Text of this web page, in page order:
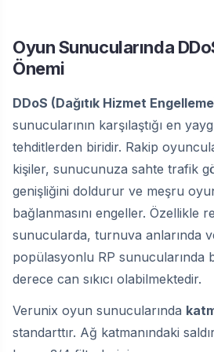
Oyun Sunucularında
Önemi
DDoS (Dağıtık Hizmet
sunucularının karşılaştığı en
tehditlerden biridir. Rakip
kişiler, sunucunuza sahte trafik
genişliğini doldurur ve meşru
bağlanmasını engeller. Özellikle
sunucularda, turnuva anlarında
popülasyonlu RP sunucularında
derece can sıkıcı olabilmektedir.
Verunix oyun sunucularında
standarttır. Ağ katmanındaki